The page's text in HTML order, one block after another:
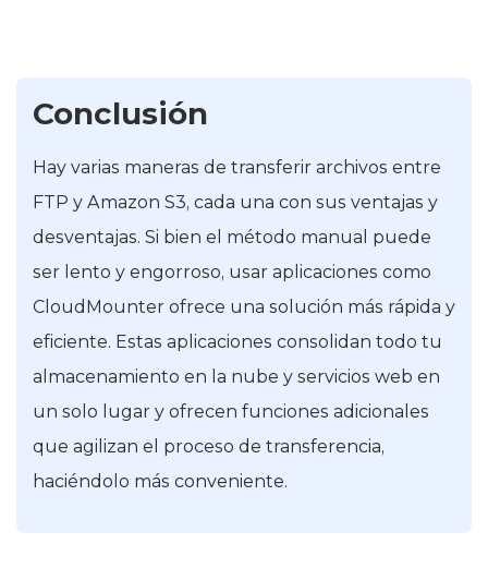
Conclusión
Hay varias maneras de transferir archivos entre
FTP y Amazon S3, cada una con sus ventajas y
desventajas. Si bien el método manual puede
ser lento y engorroso, usar aplicaciones como
CloudMounter ofrece una solución más rápida y
eficiente. Estas aplicaciones consolidan todo tu
almacenamiento en la nube y servicios web en
un solo lugar y ofrecen funciones adicionales
que agilizan el proceso de transferencia,
haciéndolo más conveniente.